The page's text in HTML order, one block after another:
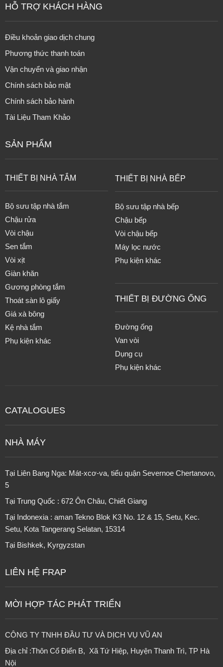
HỖ TRỢ KHÁCH HÀNG
Điều khoản giao dịch chung
Phương thức thanh toán
Vận chuyển và giao nhận
Chính sách bảo mật
Chính sách bảo hành
Tài Liệu Tham Khảo
SẢN PHẨM
THIẾT BỊ NHÀ TẮM
Bộ sưu tập nhà tắm
Chậu rửa
Vòi chậu
Sen tắm
Vòi xịt
Giàn khăn
Gương phòng tắm
Thoát sàn lô giấy
Giá xà bông
Kệ nhà tắm
Phụ kiện khác
THIẾT BỊ NHÀ BẾP
Bộ sưu tập nhà bếp
Chậu bếp
Vòi chậu bếp
Máy lọc nước
Phụ kiện khác
THIẾT BỊ ĐƯỜNG ỐNG
Đường ống
Van vòi
Dụng cụ
Phụ kiện khác
CATALOGUES
NHÀ MÁY
Tại Liên Bang Nga: Mát-xcơ-va, tiểu quận Severnoe Chertanovo,
5
Tại Trung Quốc : 672 Ôn Châu, Chiết Giang
Tại Indonexia : aman Tekno Blok K3 No. 12 & 15, Setu, Kec.
Setu, Kota Tangerang Selatan, 15314
Tại Bishkek, Kyrgyzstan
LIÊN HỆ FRAP
MỜI HỢP TÁC PHÁT TRIỂN
CÔNG TY TNHH ĐẦU TƯ VÀ DỊCH VỤ VŨ AN
Địa chỉ :Thôn Cổ Điển B, Xã Tứ Hiệp, Huyện Thanh Trì, TP Hà
Nội